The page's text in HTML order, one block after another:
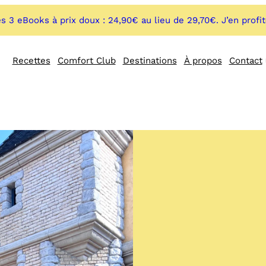
3 eBooks à prix doux : 24,90€ au lieu de 29,70€. J’en
Recettes Comfort Club Destinations À propos Contact